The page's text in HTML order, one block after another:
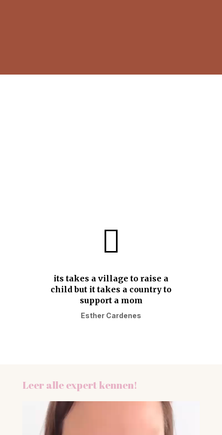

its takes a village to raise a
child but it takes a country to
support a mom
Esther Cardenes
Leer alle expert kennen!